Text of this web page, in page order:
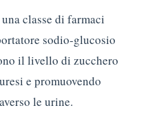
classe di farmaci
sodio-glucosio
il livello di zucchero
e promuovendo
le urine.